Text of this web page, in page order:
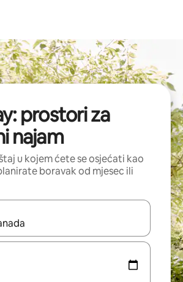
prostori za
najam
u kojem ćete se osjećati kao
boravak od mjesec ili
rezultati, moći ćete ih pregledati